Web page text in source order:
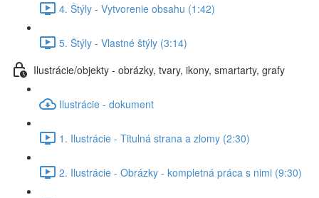
4. Štýly - Vytvorenie obsahu (1:42)
5. Štýly - Vlastné štýly (3:14)
Ilustrácie/objekty - obrázky, tvary, ikony, smartarty, grafy
Ilustrácie - dokument
1. Ilustrácie - Titulná strana a zlomy (2:30)
2. Ilustrácie - Obrázky - kompletná práca s nimi (9:30)